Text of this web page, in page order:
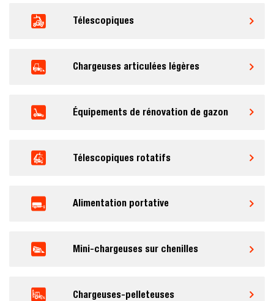
Télescopiques
Chargeuses articulées légères
Équipements de rénovation de gazon
Télescopiques rotatifs
Alimentation portative
Mini-chargeuses sur chenilles
Chargeuses-pelleteuses